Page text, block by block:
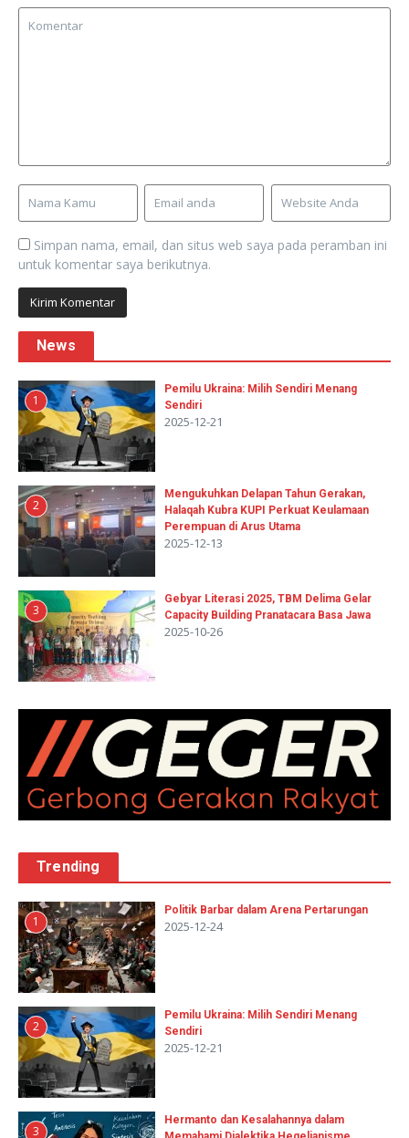
Simpan nama, email, dan situs web saya pada peramban ini
untuk komentar saya berikutnya.
News
1
Pemilu Ukraina: Milih Sendiri Menang
Sendiri
2025-12-21
2
Mengukuhkan Delapan Tahun Gerakan,
Halaqah Kubra KUPI Perkuat Keulamaan
Perempuan di Arus Utama
2025-12-13
3
Gebyar Literasi 2025, TBM Delima Gelar
Capacity Building Pranatacara Basa Jawa
2025-10-26
Trending
1
Politik Barbar dalam Arena Pertarungan
2025-12-24
2
Pemilu Ukraina: Milih Sendiri Menang
Sendiri
2025-12-21
3
Hermanto dan Kesalahannya dalam